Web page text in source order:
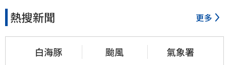
熱搜新聞 更多
白海豚 颱風 氣象署